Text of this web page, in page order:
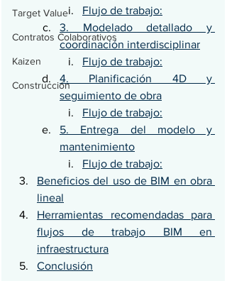
Target Value
Contratos Colaborativos
Kaizen
Construcción
Flujo de trabajo:
3. Modelado detallado y
coordinación interdisciplinar
Flujo de trabajo:
4. Planificación 4D y
seguimiento de obra
Flujo de trabajo:
5. Entrega del modelo y
mantenimiento
Flujo de trabajo:
Beneficios del uso de BIM en obra
lineal
Herramientas recomendadas para
flujos de trabajo BIM en
infraestructura
Conclusión